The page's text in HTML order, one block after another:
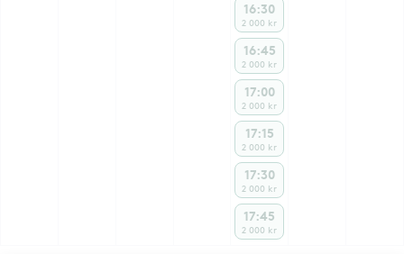
16:30
2 000 kr
16:45
2 000 kr
17:00
2 000 kr
17:15
2 000 kr
17:30
2 000 kr
17:45
2 000 kr